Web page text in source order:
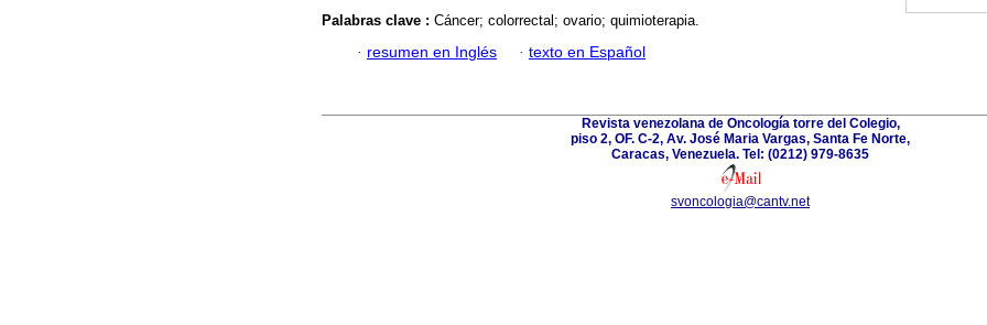
Palabras clave : Cáncer; colorrectal; ovario; quimioterapia.
· resumen en Inglés · texto en Español
Revista venezolana de Oncología torre del Colegio,
piso 2, OF. C-2, Av. José Maria Vargas, Santa Fe Norte,
Caracas, Venezuela. Tel: (0212) 979-8635
svoncologia@cantv.net